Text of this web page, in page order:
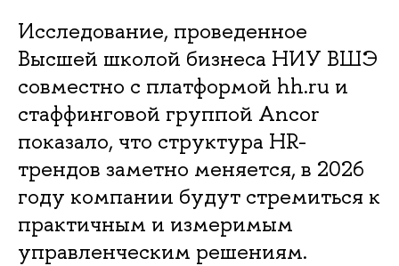
Исследование, проведенное
Высшей школой бизнеса НИУ ВШЭ
совместно с платформой hh.ru и
стаффинговой группой Ancor
показало, что структура HR-
трендов заметно меняется, в 2026
году компании будут стремиться к
практичным и измеримым
управленческим решениям.